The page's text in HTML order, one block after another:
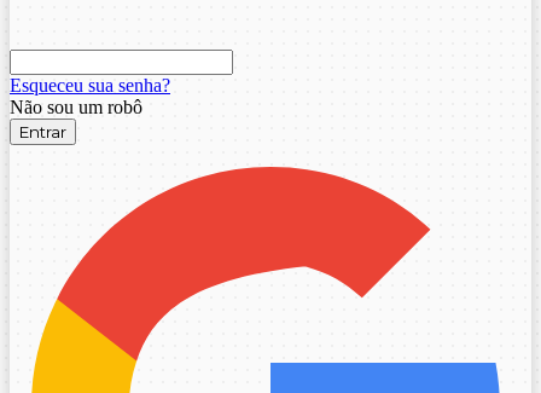
Esqueceu sua senha?
Não sou um robô
Entrar